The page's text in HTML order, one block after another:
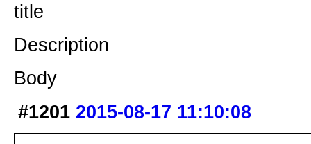
title
Description
Body
#1201 2015-08-17 11:10:08